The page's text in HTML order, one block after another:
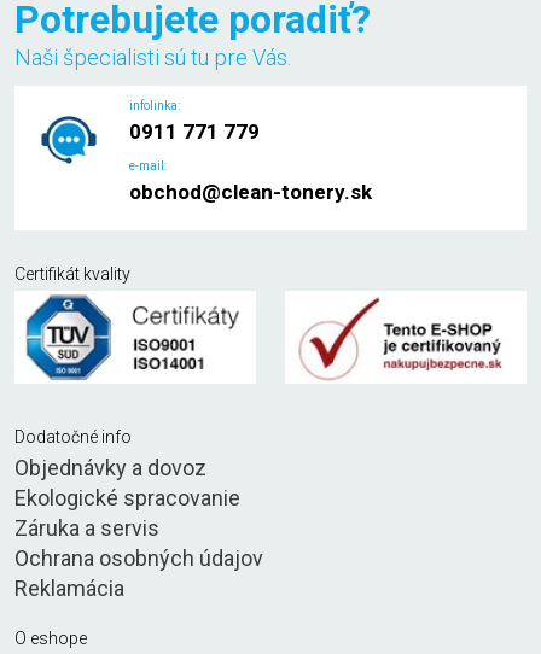
Potrebujete poradiť?
Naši špecialisti sú tu pre Vás.
infolinka:
0911 771 779
e-mail:
obchod@clean-tonery.sk
Certifikát kvality
Dodatočné info
Objednávky a dovoz
Ekologické spracovanie
Záruka a servis
Ochrana osobných údajov
Reklamácia
O eshope